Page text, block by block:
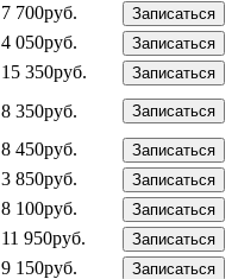
7 700руб. Записаться
4 050руб. Записаться
15 350руб. Записаться
8 350руб. Записаться
8 450руб. Записаться
3 850руб. Записаться
8 100руб. Записаться
11 950руб. Записаться
9 150руб. Записаться